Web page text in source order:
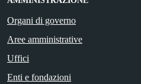
Organi di governo
Aree amministrative
Uffici
Enti e fondazioni